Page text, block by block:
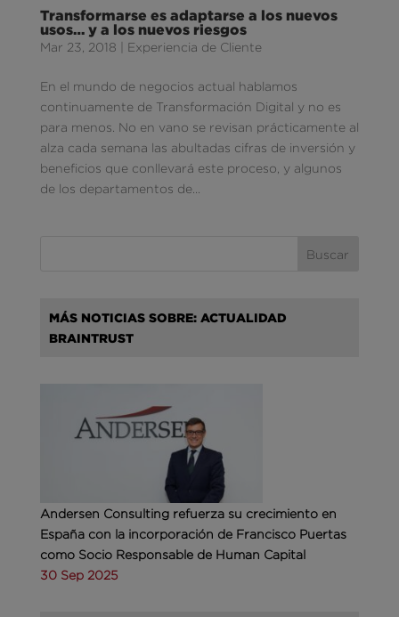
Transformarse es adaptarse a los nuevos
usos… y a los nuevos riesgos
Mar 23, 2018 Experiencia de Cliente
En el mundo de negocios actual hablamos
continuamente de Transformación Digital y no es
para menos. No en vano se revisan prácticamente al
alza cada semana las abultadas cifras de inversión y
beneficios que conllevará este proceso, y algunos
de los departamentos de...
MÁS NOTICIAS SOBRE: ACTUALIDAD
BRAINTRUST
Andersen Consulting refuerza su crecimiento en
España con la incorporación de Francisco Puertas
como Socio Responsable de Human Capital
30 Sep 2025